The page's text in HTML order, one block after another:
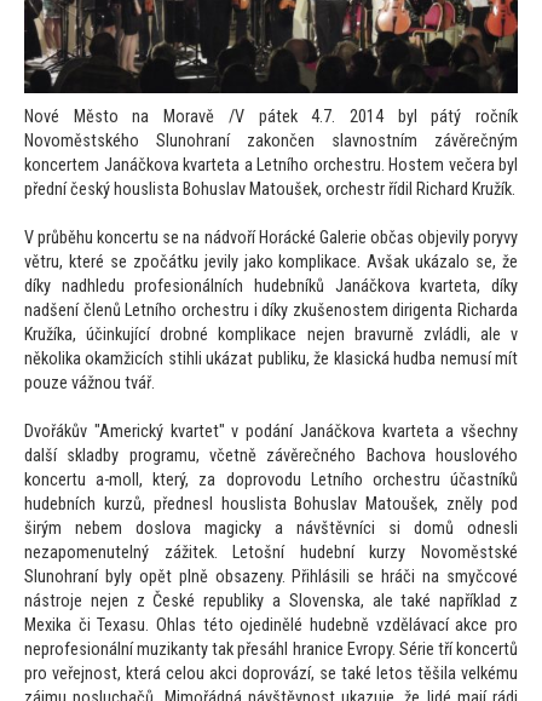
Nové Město na Moravě /V pátek 4.7. 2014 byl pátý ročník
Novoměstského Slunohraní zakončen slavnostním závěrečným
koncertem Janáčkova kvarteta a Letního orchestru. Hostem večera byl
přední český houslista Bohuslav Matoušek, orchestr řídil Richard Kružík.
V průběhu koncertu se na nádvoří Horácké Galerie občas objevily poryvy
větru, které se zpočátku jevily jako komplikace. Avšak ukázalo se, že
díky nadhledu profesionálních hudebníků Janáčkova kvarteta, díky
nadšení členů Letního orchestru i díky zkušenostem dirigenta Richarda
Kružíka, účinkující drobné komplikace nejen bravurně zvládli, ale v
několika okamžicích stihli ukázat publiku, že klasická hudba nemusí mít
pouze vážnou tvář.
Dvořákův "Americký kvartet" v podání Janáčkova kvarteta a všechny
další skladby programu, včetně závěrečného Bachova houslového
koncertu a-moll, který, za doprovodu Letního orchestru účastníků
hudebních kurzů, přednesl houslista Bohuslav Matoušek, zněly pod
širým nebem doslova magicky a návštěvníci si domů odnesli
nezapomenutelný zážitek. Letošní hudební kurzy Novoměstské
Slunohraní byly opět plně obsazeny. Přihlásili se hráči na smyčcové
nástroje nejen z České republiky a Slovenska, ale také například z
Mexika či Texasu. Ohlas této ojedinělé hudebně vzdělávací akce pro
neprofesionální muzikanty tak přesáhl hranice Evropy. Série tří koncertů
pro veřejnost, která celou akci doprovází, se také letos těšila velkému